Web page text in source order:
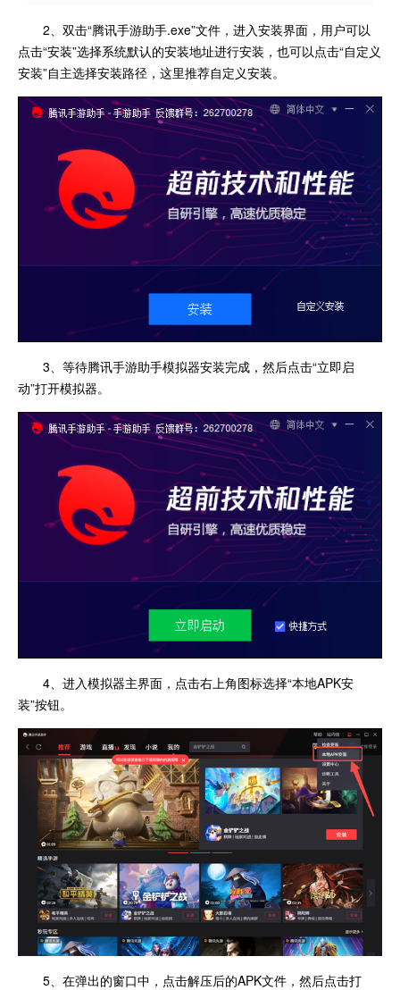
2、双击“腾讯手游助手.exe”文件，进入安装界面，用户可以
点击“安装”选择系统默认的安装地址进行安装，也可以点击“自定义
安装”自主选择安装路径，这里推荐自定义安装。
3、等待腾讯手游助手模拟器安装完成，然后点击“立即启
动”打开模拟器。
4、进入模拟器主界面，点击右上角图标选择“本地APK安
装”按钮。
5、在弹出的窗口中，点击解压后的APK文件，然后点击打